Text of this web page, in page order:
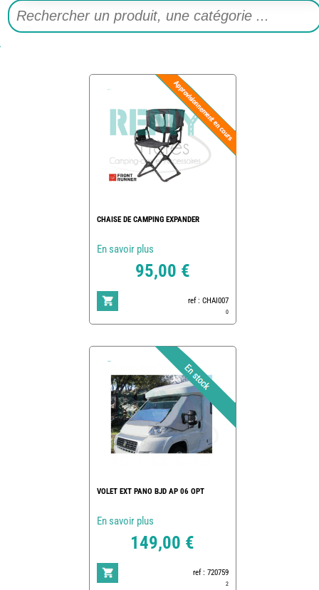
CHAISE DE CAMPING EXPANDER
En savoir plus
95,00 €
ref : CHAI007
0
VOLET EXT PANO BJD AP 06 OPT
En savoir plus
149,00 €
ref : 720759
2